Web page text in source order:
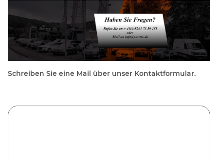
Schreiben Sie eine Mail über unser Kontaktformular.